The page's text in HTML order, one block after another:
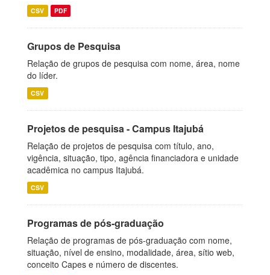
CSV PDF
Grupos de Pesquisa
Relação de grupos de pesquisa com nome, área, nome
do líder.
CSV
Projetos de pesquisa - Campus Itajubá
Relação de projetos de pesquisa com título, ano,
vigência, situação, tipo, agência financiadora e unidade
acadêmica no campus Itajubá.
CSV
Programas de pós-graduação
Relação de programas de pós-graduação com nome,
situação, nível de ensino, modalidade, área, sítio web,
conceito Capes e número de discentes.